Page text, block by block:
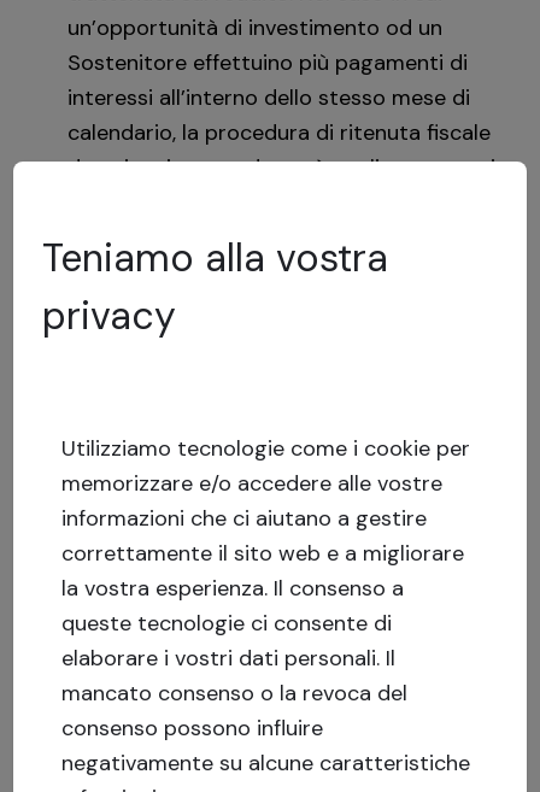
un’opportunità di investimento od un
Sostenitore effettuino più pagamenti di
interessi all’interno dello stesso mese di
calendario, la procedura di ritenuta fiscale
descritta in precedenza è applicata a tutti
La ritenuta fiscale alla fonte rimarrà sul
conto cliente separato di Crowdestate
sino alla fine del mese di calendario in
l’importo della ritenuta trattenuta allo
Sponsor. Allo stesso tempo, Crowdestate
fornirà allo Sponsor tutti i resoconti e
documenti necessari per la presentazione
della dichiarazioni dei redditi;
Lo Sponsor utilizza le ricevute di
pagamento ed i resoconti per la corretta
presentazione della dichiarazione dei
redditi.
Per quanto attiene l’applicazione di un’adeguata
Teniamo alla vostra
privacy
Utilizziamo tecnologie come i cookie per
memorizzare e/o accedere alle vostre
informazioni che ci aiutano a gestire
correttamente il sito web e a migliorare
la vostra esperienza. Il consenso a
queste tecnologie ci consente di
elaborare i vostri dati personali. Il
mancato consenso o la revoca del
consenso possono influire
negativamente su alcune caratteristiche